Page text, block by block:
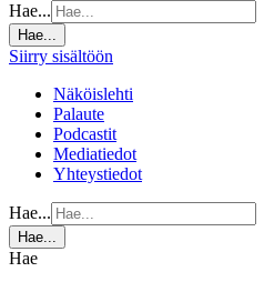
Hae...
Hae...
Siirry sisältöön
Näköislehti
Palaute
Podcastit
Mediatiedot
Yhteystiedot
Hae...
Hae...
Hae